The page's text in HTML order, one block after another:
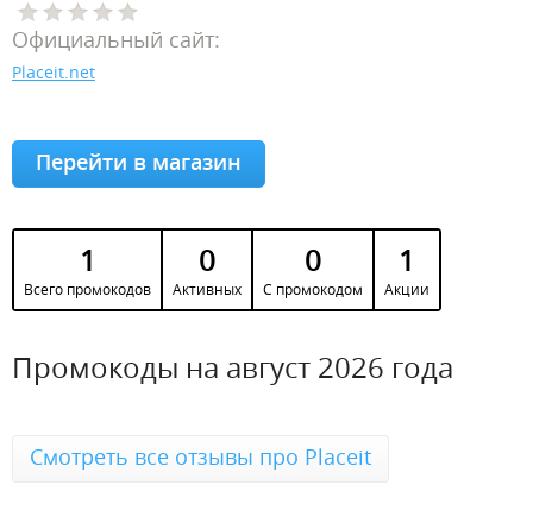
Официальный сайт:
Placeit.net
Перейти в магазин
1
Всего промокодов
0
Активных
0
С промокодом
1
Акции
Промокоды на август 2026 года
Смотреть все отзывы про Placeit